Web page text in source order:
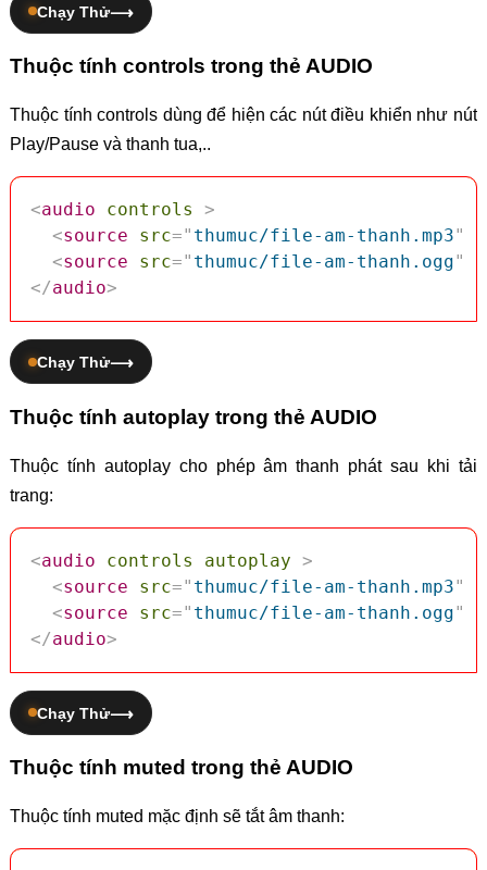
Chạy Thử
Thuộc tính controls trong thẻ AUDIO
Thuộc tính controls dùng để hiện các nút điều khiển như nút
Play/Pause và thanh tua,..
<audio controls
>
<source src=" thumuc/file-am-thanh.mp3"
<source src=" thumuc/file-am-thanh.ogg"
</audio>
Chạy Thử
Thuộc tính autoplay trong thẻ AUDIO
Thuộc tính autoplay cho phép âm thanh phát sau khi tải
trang:
<audio controls autoplay >
<source src=" thumuc/file-am-thanh.mp3"
<source src=" thumuc/file-am-thanh.ogg"
</audio>
Chạy Thử
Thuộc tính muted trong thẻ AUDIO
Thuộc tính muted mặc định sẽ tắt âm thanh: